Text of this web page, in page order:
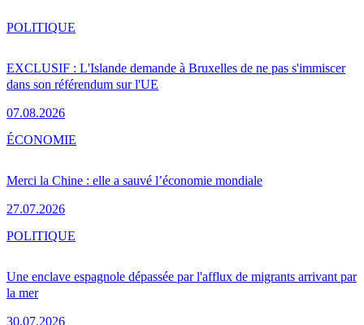
EXCLUSIF : L'Islande demande à Bruxelles de ne pas s'immiscer
dans son référendum sur l'UE
07.08.2026
POLITIQUE
Merci la Chine : elle a sauvé l’économie mondiale
27.07.2026
ÉCONOMIE
Une enclave espagnole dépassée par l'afflux de migrants arrivant par
la mer
30.07.2026
POLITIQUE